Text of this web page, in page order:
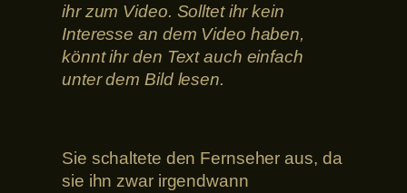
ihr zum Video. Solltet ihr kein
Interesse an dem Video haben,
könnt ihr den Text auch einfach
unter dem Bild lesen.
Sie schaltete den Fernseher aus, da
sie ihn zwar irgendwann